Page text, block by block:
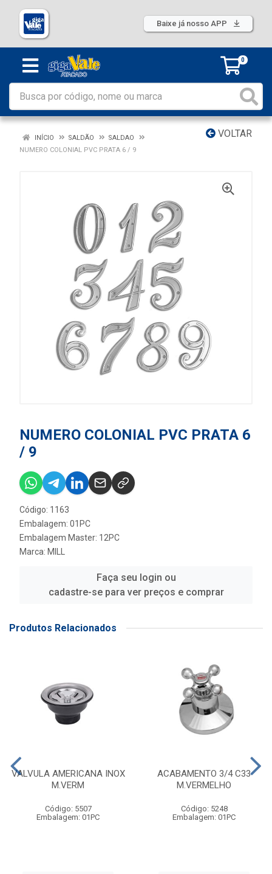
Baixe já nosso APP
0
VOLTAR
INÍCIO SALDÃO
SALDAO
NUMERO COLONIAL PVC PRATA 6 / 9
NUMERO COLONIAL PVC PRATA 6
/ 9
Código: 1163
Embalagem: 01PC
Embalagem Master: 12PC
Marca: MILL
Faça seu login ou
cadastre-se para ver preços e comprar
Produtos Relacionados
VALVULA AMERICANA INOX
M.VERM
Código: 5507
Embalagem: 01PC
ACABAMENTO 3/4 C33
M.VERMELHO
Código: 5248
Embalagem: 01PC